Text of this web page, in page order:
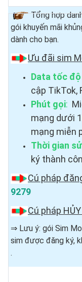
Tổng hợp
gói khuyến mãi
dành cho bạn.
Ưu đãi sim
Data tốc
cập TikTok,
Phút gọi:
mạng dưới
mạng miễn
Thời gian
ký thành
Cú pháp
9279
Cú pháp
⇒ Lưu ý: gói Sim
sim được đăng ký,
.